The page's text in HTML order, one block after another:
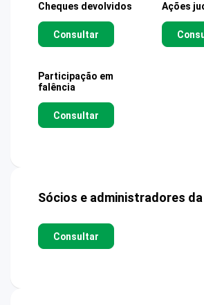
Cheques devolvidos
Consultar
Ações
Participação em
falência
Consultar
Sócios e administradores
Consultar